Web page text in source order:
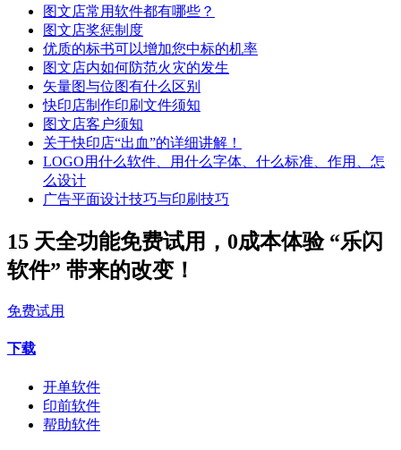
图文店常用软件都有哪些？
图文店奖惩制度
优质的标书可以增加您中标的机率
图文店内如何防范火灾的发生
矢量图与位图有什么区别
快印店制作印刷文件须知
图文店客户须知
关于快印店“出血”的详细讲解！
LOGO用什么软件、用什么字体、什么标准、作用、怎
么设计
广告平面设计技巧与印刷技巧
15 天全功能免费试用，0成本体验 “乐闪
软件” 带来的改变！
免费试用
下载
开单软件
印前软件
帮助软件